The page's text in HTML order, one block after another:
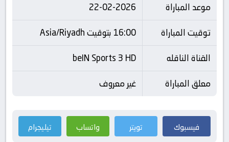
موعد المباراة
22-02-2026
توقيت المباراة
16:00 بتوقيت Asia/Riyadh
القناة الناقله
beIN Sports 3 HD
معلق المباراة
غير معروف
فيسبوك تويتر واتساب تيليجرام